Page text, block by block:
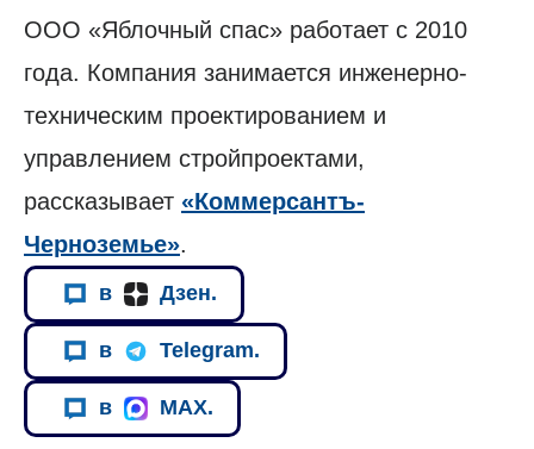
ООО «Яблочный спас» работает с 2010
года. Компания занимается инженерно-
техническим проектированием и
управлением стройпроектами,
рассказывает «Коммерсантъ-
Черноземье».
в Дзен.
в Telegram.
в MAX.